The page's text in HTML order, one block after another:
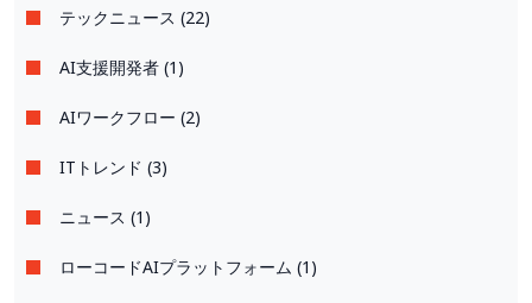
テックニュース (22)
AI支援開発者 (1)
AIワークフロー (2)
ITトレンド (3)
ニュース (1)
ローコードAIプラットフォーム (1)